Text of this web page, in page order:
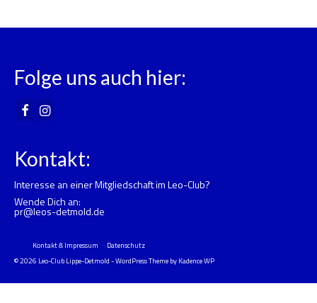
Folge uns auch hier:
Kontakt:
Interesse an einer Mitgliedschaft im Leo-Club?
Wende Dich an:
pr@leos-detmold.de
Kontakt & Impressum
Datenschutz
© 2026 Leo-Club Lippe-Detmold - WordPress Theme by Kadence WP